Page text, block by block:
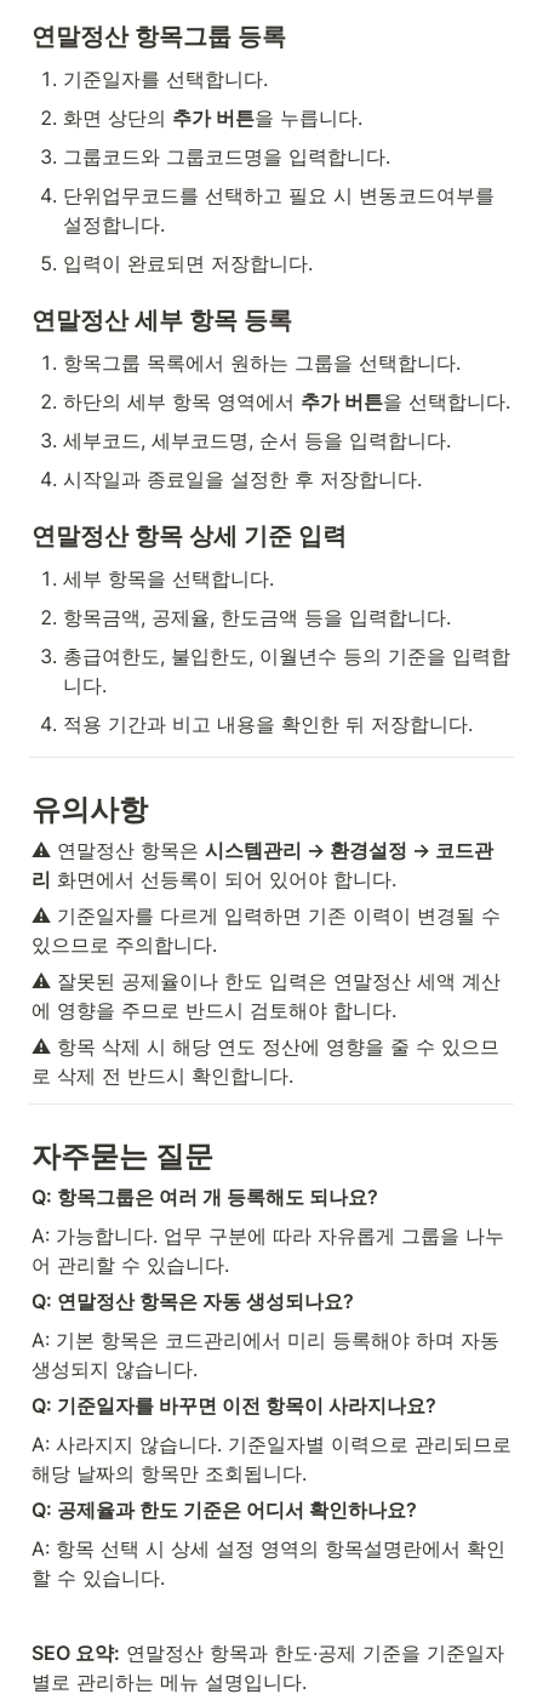
연말정산 항목그룹 등록
기준일자를 선택합니다.
화면 상단의 추가 버튼을 누릅니다.
그룹코드와 그룹코드명을 입력합니다.
단위업무코드를 선택하고 필요 시 변동코드여부를
설정합니다.
입력이 완료되면 저장합니다.
연말정산 세부 항목 등록
항목그룹 목록에서 원하는 그룹을 선택합니다.
하단의 세부 항목 영역에서 추가 버튼을 선택합니다.
세부코드, 세부코드명, 순서 등을 입력합니다.
시작일과 종료일을 설정한 후 저장합니다.
연말정산 항목 상세 기준 입력
세부 항목을 선택합니다.
항목금액, 공제율, 한도금액 등을 입력합니다.
총급여한도, 불입한도, 이월년수 등의 기준을 입력합
니다.
적용 기간과 비고 내용을 확인한 뒤 저장합니다.
유의사항
⚠️ 연말정산 항목은 시스템관리 → 환경설정 → 코드관
리 화면에서 선등록이 되어 있어야 합니다.
⚠️ 기준일자를 다르게 입력하면 기존 이력이 변경될 수
있으므로 주의합니다.
⚠️ 잘못된 공제율이나 한도 입력은 연말정산 세액 계산
에 영향을 주므로 반드시 검토해야 합니다.
⚠️ 항목 삭제 시 해당 연도 정산에 영향을 줄 수 있으므
로 삭제 전 반드시 확인합니다.
자주묻는 질문
Q: 항목그룹은 여러 개 등록해도 되나요?
A: 가능합니다. 업무 구분에 따라 자유롭게 그룹을 나누
어 관리할 수 있습니다.
Q: 연말정산 항목은 자동 생성되나요?
A: 기본 항목은 코드관리에서 미리 등록해야 하며 자동
생성되지 않습니다.
Q: 기준일자를 바꾸면 이전 항목이 사라지나요?
A: 사라지지 않습니다. 기준일자별 이력으로 관리되므로
해당 날짜의 항목만 조회됩니다.
Q: 공제율과 한도 기준은 어디서 확인하나요?
A: 항목 선택 시 상세 설정 영역의 항목설명란에서 확인
할 수 있습니다.
SEO 요약: 연말정산 항목과 한도·공제 기준을 기준일자
별로 관리하는 메뉴 설명입니다.